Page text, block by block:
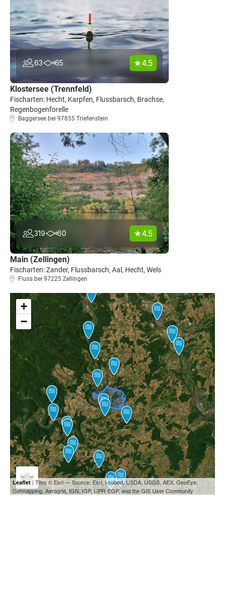
63 65 4.5
Klostersee (Trennfeld)
Fischarten: Hecht, Karpfen, Flussbarsch, Brachse,
Regenbogenforelle
Baggersee bei 97855 Triefenstein
319 60 4.5
Main (Zellingen)
Fischarten: Zander, Flussbarsch, Aal, Hecht, Wels
Fluss bei 97225 Zellingen
+
−
Leaflet| Tiles © Esri — Source: Esri, i-cubed, USDA, USGS, AEX, GeoEye,
Getmapping, Aerogrid, IGN, IGP, UPR-EGP, and the GIS User Community